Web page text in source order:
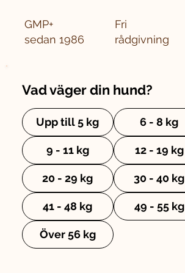
GMP+
sedan 1986
Fri
rådgivning
Vad väger din hund?
Upp till 5 kg 6 - 8 kg
9 - 11 kg 12 - 19 kg
20 - 29 kg 30 - 40 kg
41 - 48 kg 49 - 55 kg
Över 56 kg